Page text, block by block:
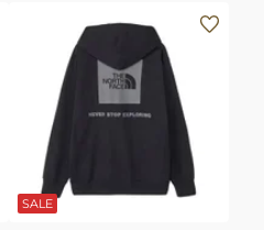
SALE